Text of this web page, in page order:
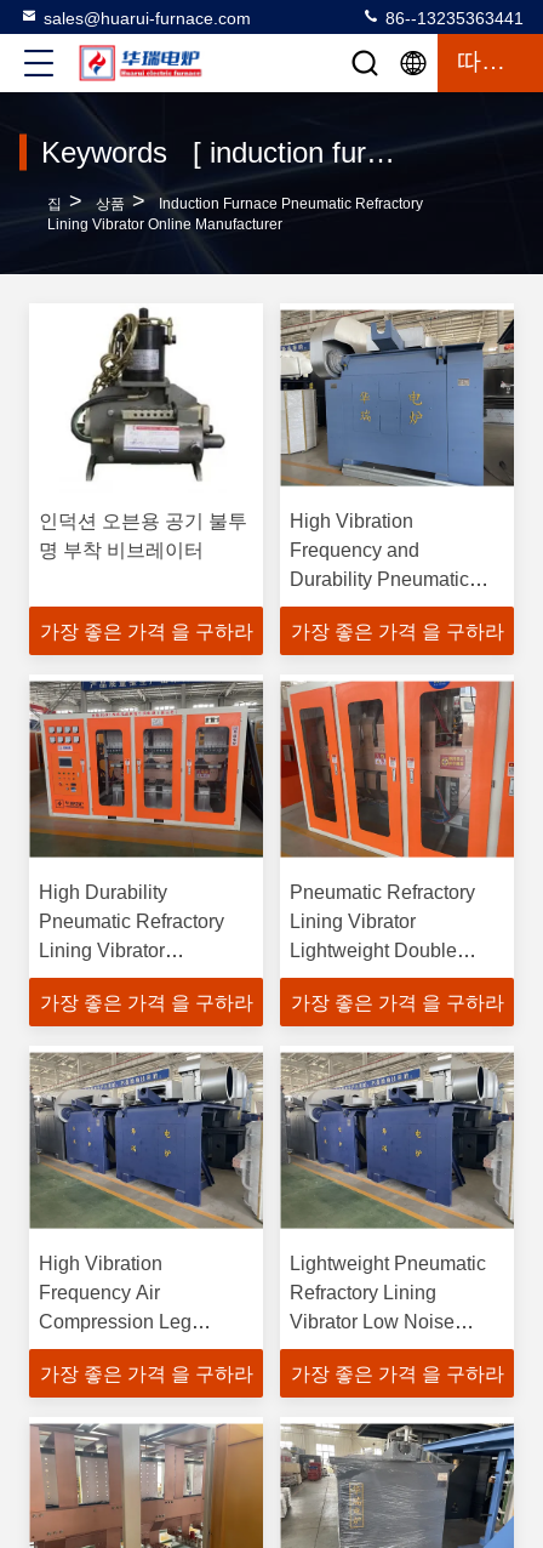
sales@huarui-furnace.com 86--13235363441
따옴표
Keywords [ induction furnace pneumatic refractory lining vibrator ] Match 11 상품
집 > 상품 >
Induction Furnace Pneumatic Refractory
Lining Vibrator Online Manufacturer
인덕션 오븐용 공기 불투
명 부착 비브레이터
가장 좋은 가격 을 구하라
High Vibration
Frequency and
Durability Pneumatic
Refractory Lining
Vibrator for
가장 좋은 가격 을 구하라
High Durability
Pneumatic Refractory
Lining Vibrator
Adjustable and High
Temperature Resistant
가장 좋은 가격 을 구하라
Pneumatic Refractory
Lining Vibrator
Lightweight Double
Acting Pneumatic
Actuator for Smooth and
가장 좋은 가격 을 구하라
High Vibration
Frequency Air
Compression Leg
Massager Pneumatic
Refractory Lining
Therapy
가장 좋은 가격 을 구하라
Lightweight Pneumatic
Refractory Lining
Vibrator Low Noise
Level Pneumatic
Vibration Type
가장 좋은 가격 을 구하라